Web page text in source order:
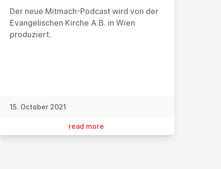
Der neue Mitmach-Podcast wird von der
Evangelischen Kirche A.B. in Wien
produziert.
15. October 2021
read more